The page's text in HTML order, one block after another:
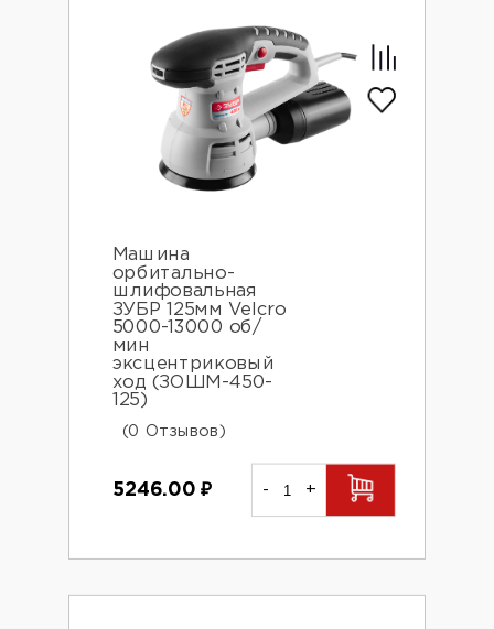
Машина
орбитально-
шлифовальная
ЗУБР 125мм Velcro
5000-13000 об/
мин
эксцентриковый
ход (ЗОШМ-450-
125)
(0 Отзывов)
5246.00₽ - +